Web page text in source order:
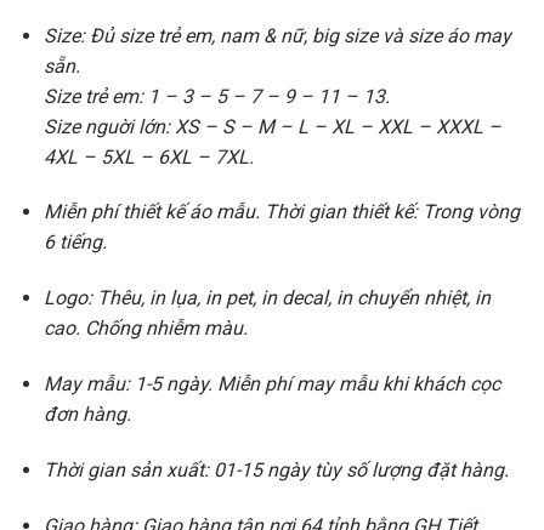
Size: Đủ size trẻ em, nam & nữ, big size và size áo may
sẵn.
Size trẻ em: 1 – 3 – 5 – 7 – 9 – 11 – 13.
Size nguời lớn: XS – S – M – L – XL – XXL – XXXL –
4XL – 5XL – 6XL – 7XL.
Miễn phí thiết kế áo mẫu. Thời gian thiết kế: Trong vòng
6 tiếng.
Logo: Thêu, in lụa, in pet, in decal, in chuyển nhiệt, in
cao. Chống nhiễm màu.
May mẫu: 1-5 ngày. Miễn phí may mẫu khi khách cọc
đơn hàng.
Thời gian sản xuất: 01-15 ngày tùy số lượng đặt hàng.
Giao hàng: Giao hàng tận nơi 64 tỉnh bằng GH Tiết